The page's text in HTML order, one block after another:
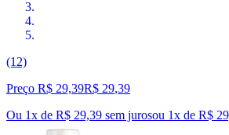
(12)
Preço R$ 29,39R$ 29,39
Ou 1x de R$ 29,39 sem jurosou 1x de R$